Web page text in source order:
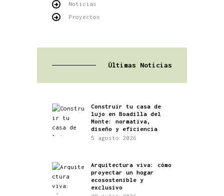
Noticias
Proyectos
Últimas Noticias
Construir tu casa de
lujo en Boadilla del
Monte: normativa,
diseño y eficiencia
5 agosto 2026
Arquitectura viva: cómo
proyectar un hogar
ecosostenible y
exclusivo